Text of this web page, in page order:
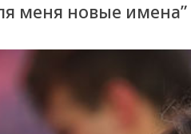
меня новые имена”